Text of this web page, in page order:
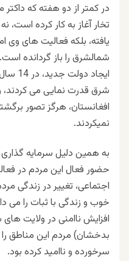
در کمتر از دو هفته که
تخار آغاز به کار کرده است،
یافته، بلکه فعالیت های
شمالشرق را باز گردانده
شرق قدرت نمایی می
افغانستان، هرگز تصور
نمیکردند.
به همین دلیل سرمایه
حضور فعال این مردم در
اجتماعی، تغییر در زندگی
خوب و زندگی با ثبات را می
افزایش ناامنی در ولایت
بدخشان) مردم این مناطق
سرخورده و ناامید کرده بود.